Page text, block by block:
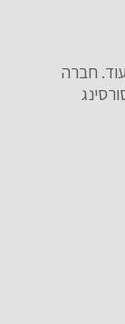
חברה